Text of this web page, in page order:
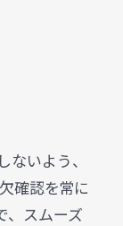
いよう、
確認を常に
、スムーズ